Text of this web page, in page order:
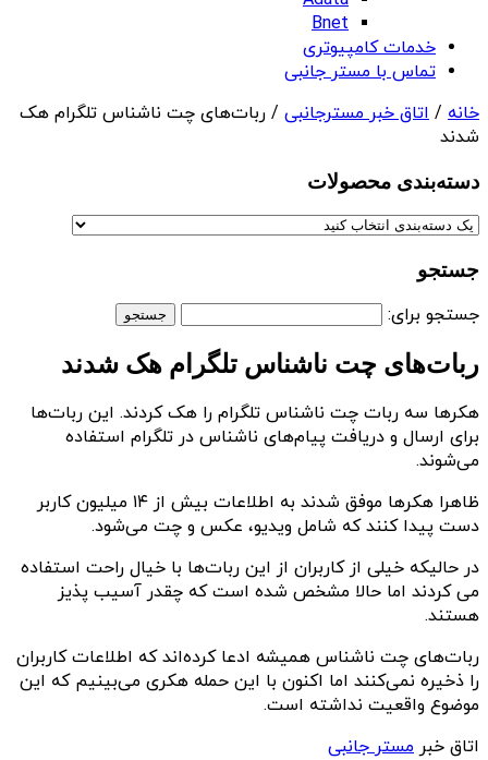
Bnet
خدمات کامپیوتری
تماس با مستر جانبی
خانه / اتاق خبر مسترجانبی / ربات‌های چت ناشناس تلگرام هک
شدند
دسته‌بندی‌ محصولات
جستجو
جستجو برای:
ربات‌های چت ناشناس تلگرام هک شدند
هکرها سه ربات چت ناشناس تلگرام را هک کردند. این ربات‌ها
برای ارسال و دریافت پیام‌های ناشناس در تلگرام استفاده
می‌شوند.
ظاهرا هکرها موفق شدند به اطلاعات بیش از ۱۴ میلیون کاربر
دست پیدا کنند که شامل ویدیو، عکس و چت می‌شود.
در حالیکه خیلی از کاربران از این ربات‌ها با خیال راحت استفاده
می کردند اما حالا مشخص شده است که چقدر آسیب پذیز
هستند.
ربات‌های چت ناشناس همیشه ادعا کرده‌اند که اطلاعات کاربران
را ذخیره نمی‌کنند اما اکنون با این حمله هکری می‌بینیم که این
موضوع واقعیت نداشته است.
اتاق خبر مستر جانبی